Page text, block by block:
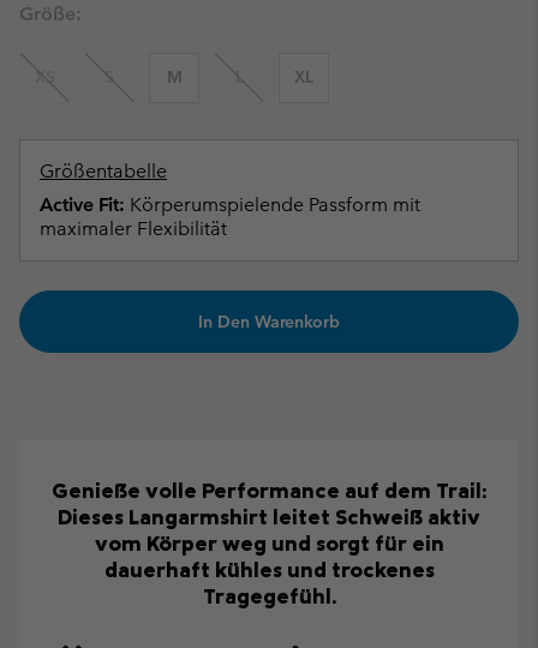
Größe:
XS S M L XL
Größentabelle
Active Fit: Körperumspielende Passform mit
maximaler Flexibilität
In Den Warenkorb
Genieße volle Performance auf dem Trail:
Dieses Langarmshirt leitet Schweiß aktiv
vom Körper weg und sorgt für ein
dauerhaft kühles und trockenes
Tragegefühl.